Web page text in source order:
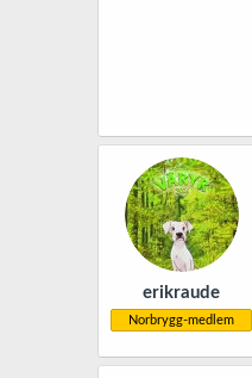
erikraude
Norbrygg-medlem